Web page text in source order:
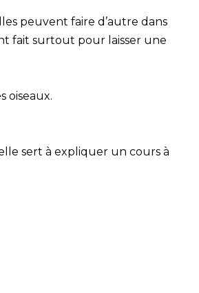
peuvent faire d’autre dans
fait surtout pour laisser une
oiseaux.
sert à expliquer un cours à